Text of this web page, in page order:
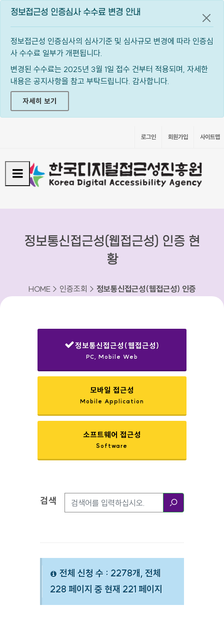
정보접근성 인증심사 수수료 변경 안내
정보접근성 인증심사의 심사기준 및 심사규모 변경에 따라 인증심
사 수수료 일부가 개편됩니다.
변경된 수수료는 2025년 3월 1일 접수 건부터 적용되며, 자세한
내용은 공지사항을 참고 부탁드립니다. 감사합니다.
자세히 보기
공지
로그인 회원가입 사이트맵
정보통신접근성(웹접근성) 인증 현
황
HOME > 인증조회 > 정보통신접근성(웹접근성) 인증
정보통신접근성(웹접근성)
PC, Mobile Web
모바일 접근성
Mobile Application
소프트웨어 접근성
Software
검색옵션
검색
전체 신청 수 : 2278개, 전체
228 페이지 중 현재 221 페이지